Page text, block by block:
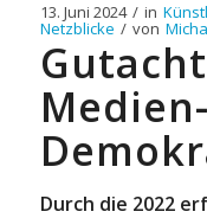
13. Juni 2024 / in
Netzblicke / von
Durch die 2022